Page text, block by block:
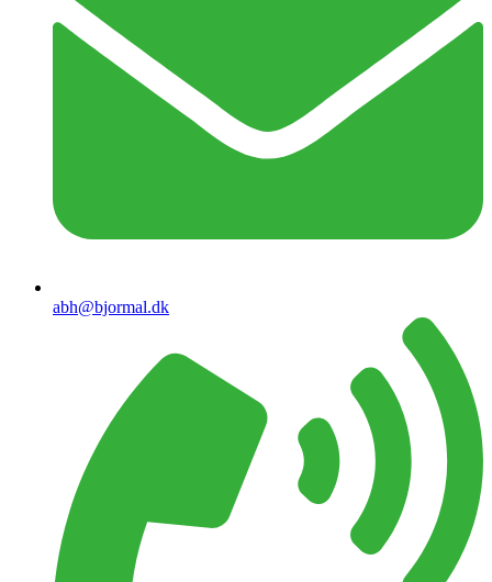
abh@bjormal.dk